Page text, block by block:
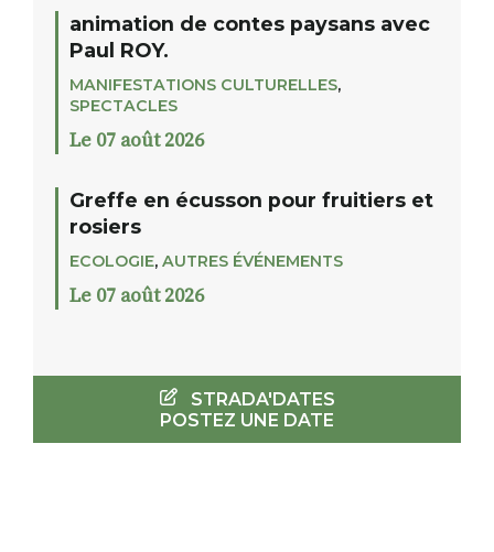
animation de contes paysans avec
Paul ROY.
MANIFESTATIONS CULTURELLES,
SPECTACLES
Le 07 août 2026
Greffe en écusson pour fruitiers et
rosiers
ECOLOGIE, AUTRES ÉVÉNEMENTS
Le 07 août 2026
STRADA'DATES
POSTEZ UNE DATE